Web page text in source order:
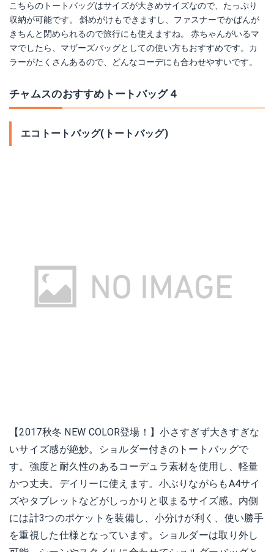
こちらのトートバッグはサイズが大きめサイズなので、たっぷり
収納が可能です。 斜めがけもできますし、ファスナーでかばんが
きちんと閉められるので旅行にも使えますね。 赤ちゃんがいるマ
マでしたら、マザーズバッグとしての使い方もおすすめです。カ
ラーがたくさんあるので、どんなコーデにも合わせやすいです。
チャムスのおすすめトートバッグ４
エコトートバッグ(トートバッグ)
【2017秋冬 NEW COLOR登場！】小さすぎず大きすぎな
いサイズ感が絶妙。ショルダー付きのトートバッグで
す。強度と耐久性のあるコーデュラ素材を使用し、軽量
かつ丈夫。デイリーに使えます。小ぶりながらもA4サイ
ズやタブレットなどがしっかりと収まるサイズ感。内側
には計3つのポケットを装備し、小分けが利く、使い勝手
を重視した仕様となっています。ショルダーは取り外し